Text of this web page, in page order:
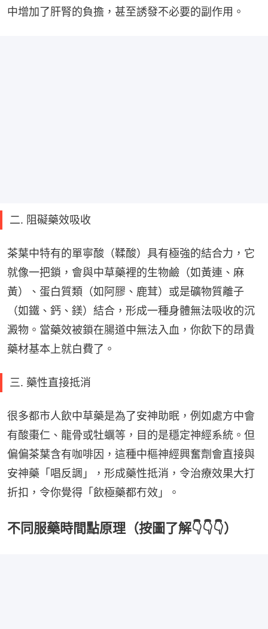
中增加了肝腎的負擔，甚至誘發不必要的副作用。
二. 阻礙藥效吸收
茶葉中特有的單寧酸（鞣酸）具有極強的結合力，它
就像一把鎖，會與中草藥裡的生物鹼（如黃連、麻
黃）、蛋白質類（如阿膠、鹿茸）或是礦物質離子
（如鐵、鈣、鎂）結合，形成一種身體無法吸收的沉
澱物。當藥效被鎖在腸道中無法入血，你飲下的昂貴
藥材基本上就白費了。
三. 藥性直接抵消
很多都市人飲中草藥是為了安神助眠，例如處方中會
有酸棗仁、龍骨或牡蠣等，目的是穩定神經系統。但
偏偏茶葉含有咖啡因，這種中樞神經興奮劑會直接與
安神藥「唱反調」，形成藥性抵消，令治療效果大打
折扣，令你覺得「飲極藥都冇效」。
不同服藥時間點原理（按圖了解👇👇👇）